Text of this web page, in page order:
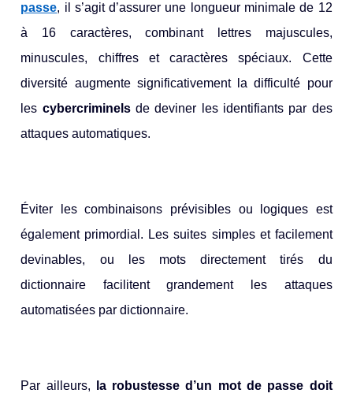
passe, il s’agit d’assurer une longueur minimale de 12
à 16 caractères, combinant lettres majuscules,
minuscules, chiffres et caractères spéciaux. Cette
diversité augmente significativement la difficulté pour
les cybercriminelsde deviner les identifiants par des
attaques automatiques.
Éviter les combinaisons prévisibles ou logiques est
également primordial. Les suites simples et facilement
devinables, ou les mots directement tirés du
dictionnaire facilitent grandement les attaques
automatisées par dictionnaire.
Par ailleurs,
la robustesse d’un mot de passe doit